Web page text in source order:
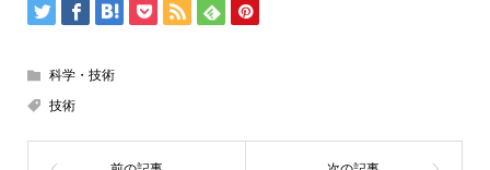
科学・技術
技術